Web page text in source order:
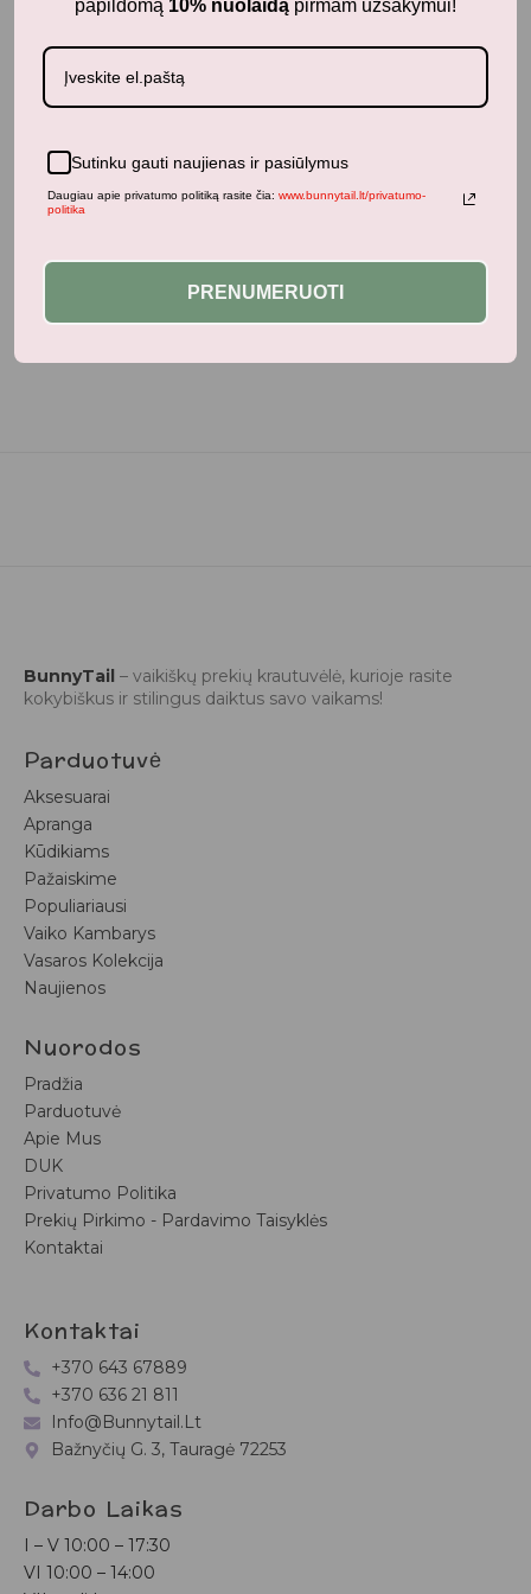
Panašūs produktai
Neseniai žiūrėti produktai
BunnyTail – vaikiškų prekių krautuvėlė, kurioje rasite
kokybiškus ir stilingus daiktus savo vaikams!
Parduotuvė
Aksesuarai
Apranga
Kūdikiams
Pažaiskime
Populiariausi
Vaiko Kambarys
Vasaros Kolekcija
Naujienos
Nuorodos
Pradžia
Parduotuvė
Apie Mus
DUK
Privatumo Politika
Prekių Pirkimo - Pardavimo Taisyklės
Kontaktai
Kontaktai
+370 643 67889
+370 636 21 811
Info@bunnytail.lt
Bažnyčių G. 3, Tauragė 72253
Darbo Laikas
I – V 10:00 – 17:30
VI 10:00 – 14:00
papildomą 10% nuolaidą pirmam užsakymui!
Sutinku gauti naujienas ir pasiūlymus
Daugiau apie privatumo politiką rasite čia: www.bunnytail.lt/privatumo-
politika
PRENUMERUOTI